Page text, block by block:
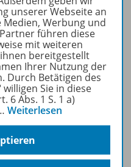
unserer Webseite an
Werbung und
führen diese
mit weiteren
bereitgestellt
Ihrer Nutzung der
Durch Betätigen des
willigen Sie in diese
6 Abs. 1 S. 1 a)
Weiterlesen